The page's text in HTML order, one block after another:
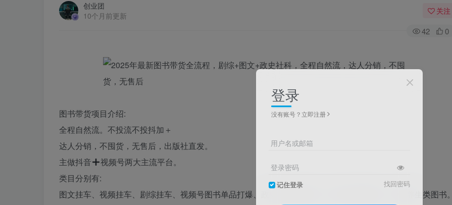
创业团
10个月前更新
关注
42 0
图书带货项目介绍:
全程自然流。不投流不投抖加＋
达人分销，不囤货，无售后，出版社直发。
主做抖音
视频号两大主流平台。
类目分别有:
图文挂车、视频挂车、剧综挂车、视频号图书单品打爆、政史社科类图书、文学社科类图文、中医养生类图书。
登录
没有账号？立即注册
用户名或邮箱
登录密码
记住登录 找回密码